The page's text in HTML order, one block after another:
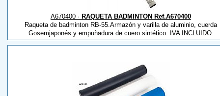
A670400 · RAQUETA BADMINTON Ref.A670400
Raqueta de badminton RB-55.Armazón y varilla de aluminio, cuerda
Gosemjaponés y empuñadura de cuero sintético. IVA INCLUIDO.